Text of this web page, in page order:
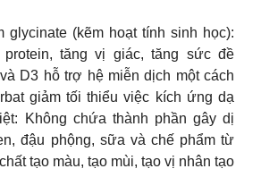
glycinate (kẽm hoạt tính sinh học):
tăng vị giác, tăng sức đề
D3 hỗ trợ hệ miễn dịch một cách
giảm tối thiểu việc kích ứng dạ
Không chứa thành phần gây dị
đậu phộng, sữa và chế phẩm từ
tạo màu, tạo mùi, tạo vị nhân tạo